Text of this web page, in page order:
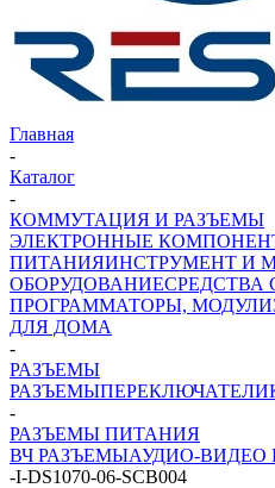
Главная
-
Каталог
-
КОММУТАЦИЯ И РАЗЪЕМЫ
ЭЛЕКТРОННЫЕ
ПИТАНИЯИНСТРУМЕНТ И
ОБОРУДОВАНИЕСРЕДСТВА
ПРОГРАММАТОРЫ, МОДУЛИ
ДЛЯ ДОМА
-
РАЗЪЕМЫ
РАЗЪЕМЫПЕРЕКЛЮЧАТЕЛИ
-
РАЗЪЕМЫ ПИТАНИЯ
ВЧ РАЗЪЕМЫАУДИО-ВИДЕО
-I-DS1070-06-SCB004